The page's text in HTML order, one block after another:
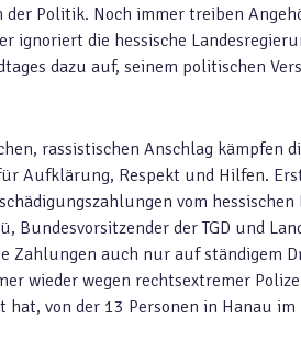
Politik. Noch immer treiben
ignoriert die hessische
dazu auf, seinem politischen
rassistischen Anschlag
Aufklärung, Respekt und Hilfen.
vom
der TGD und
Zahlungen auch nur auf ständigem
wieder wegen rechtsextremer
von der 13 Personen in Hanau